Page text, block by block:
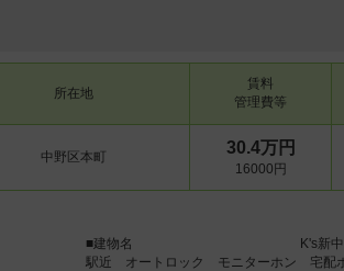
所在地
賃料
管理費等
中野区本町 30.4万円
16000円
■建物名
K's新
駅近 オートロック モニターホン 宅配